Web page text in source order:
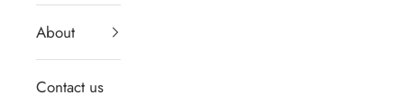
About
Contact us